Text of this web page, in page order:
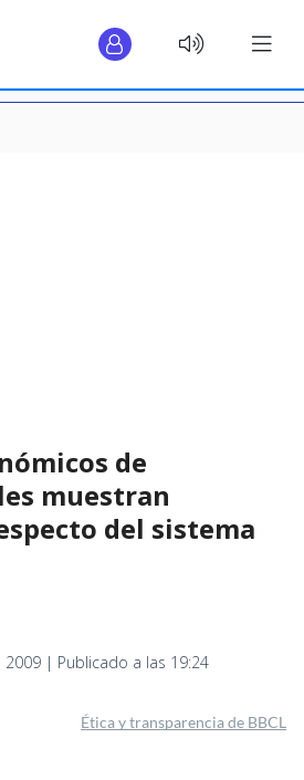
de
muestran
del sistema
| Publicado a las 19:24
Ética y transparencia de BBCL